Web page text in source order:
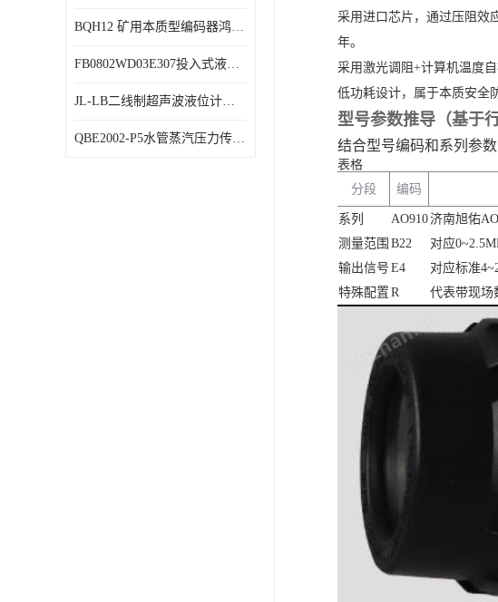
BQH12 矿用本质型编码器鸿泰产品实物展示
FB0802WD03E307投入式液位计鸿泰产品选型参数
JL-LB二线制超声波液位计鸿泰产品外形美观大方
QBE2002-P5水管蒸汽压力传感器西门子产品技术规格
采用进口芯片，通过压阻效
年。
采用激光调阻+计算机温度
低功耗设计，属于本质安全
型号参数推导（基于
结合型号编码和系列参
表格
分段
编码
系列 AO910 济南旭佑
测量范围 B22
对应
输出信号 E4
对应标准
特殊配置 R 代表带现场